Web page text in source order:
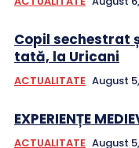
Copil sechestrat
tată, la Uricani
ACTUALITATE August
EXPERIENȚE
ACTUALITATE August